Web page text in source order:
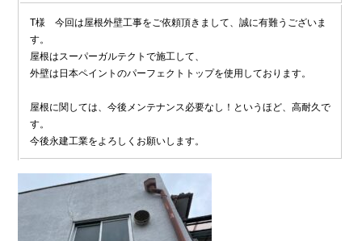
T様 今回は屋根外壁工事をご依頼頂きまして、誠に有難うございま
す。
屋根はスーパーガルテクトで施工して、
外壁は日本ペイントのパーフェクトトップを使用しております。
屋根に関しては、今後メンテナンス必要なし！というほど、高耐久で
す。
今後永建工業をよろしくお願いします。